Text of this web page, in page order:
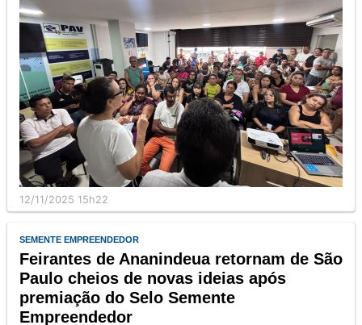
12/11/2025 15h22
SEMENTE EMPREENDEDOR
Feirantes de Ananindeua retornam de São
Paulo cheios de novas ideias após
premiação do Selo Semente
Empreendedor